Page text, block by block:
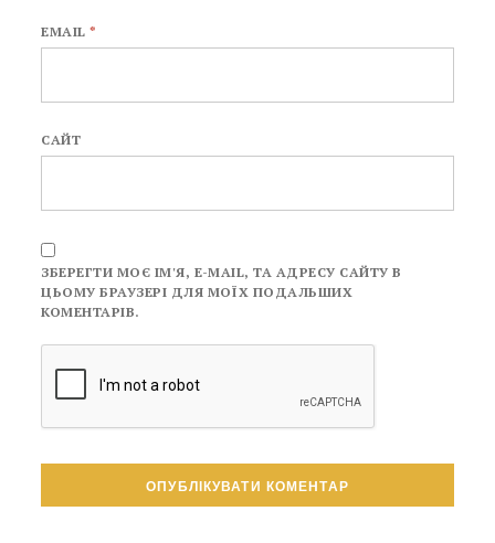
EMAIL*
САЙТ
ЗБЕРЕГТИ МОЄ ІМ'Я, E-MAIL, ТА АДРЕСУ САЙТУ В
ЦЬОМУ БРАУЗЕРІ ДЛЯ МОЇХ ПОДАЛЬШИХ
КОМЕНТАРІВ.